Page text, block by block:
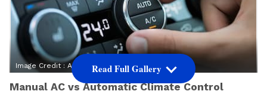
Image Credit : Asianet News
Manual AC vs Automatic Climate Control
Read Full Gallery